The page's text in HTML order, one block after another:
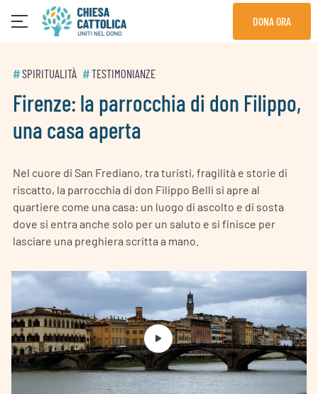
DONA ORA
#SPIRITUALITÀ #TESTIMONIANZE
Firenze: la parrocchia di don Filippo,
una casa aperta
Nel cuore di San Frediano, tra turisti, fragilità e storie di
riscatto, la parrocchia di don Filippo Belli si apre al
quartiere come una casa: un luogo di ascolto e di sosta
dove si entra anche solo per un saluto e si finisce per
lasciare una preghiera scritta a mano.